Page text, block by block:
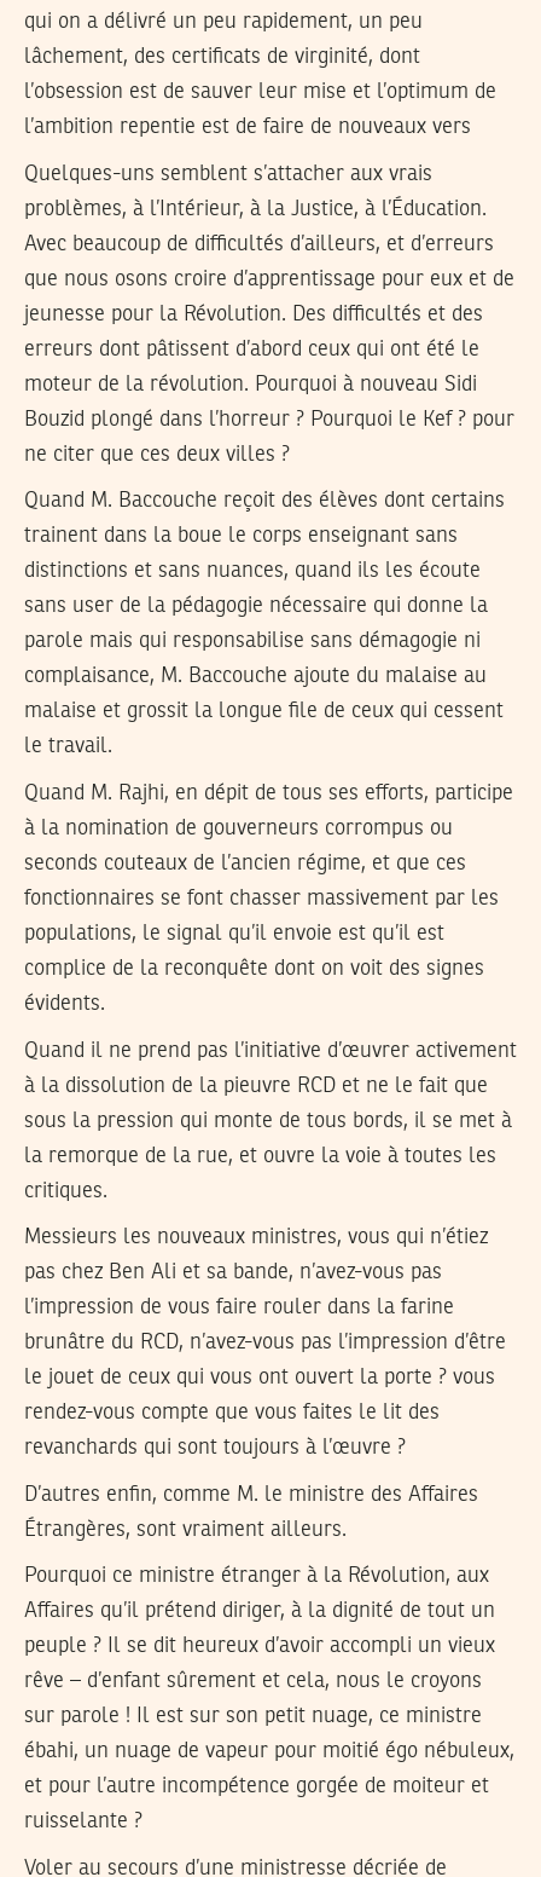
qui on a délivré un peu rapidement, un peu
lâchement, des certificats de virginité, dont
l’obsession est de sauver leur mise et l’optimum de
l’ambition repentie est de faire de nouveaux vers
Quelques-uns semblent s’attacher aux vrais
problèmes, à l’Intérieur, à la Justice, à l’Éducation.
Avec beaucoup de difficultés d’ailleurs, et d’erreurs
que nous osons croire d’apprentissage pour eux et de
jeunesse pour la Révolution. Des difficultés et des
erreurs dont pâtissent d’abord ceux qui ont été le
moteur de la révolution. Pourquoi à nouveau Sidi
Bouzid plongé dans l’horreur ? Pourquoi le Kef ? pour
ne citer que ces deux villes ?
Quand M. Baccouche reçoit des élèves dont certains
trainent dans la boue le corps enseignant sans
distinctions et sans nuances, quand ils les écoute
sans user de la pédagogie nécessaire qui donne la
parole mais qui responsabilise sans démagogie ni
complaisance, M. Baccouche ajoute du malaise au
malaise et grossit la longue file de ceux qui cessent
le travail.
Quand M. Rajhi, en dépit de tous ses efforts, participe
à la nomination de gouverneurs corrompus ou
seconds couteaux de l’ancien régime, et que ces
fonctionnaires se font chasser massivement par les
populations, le signal qu’il envoie est qu’il est
complice de la reconquête dont on voit des signes
évidents.
Quand il ne prend pas l’initiative d’œuvrer activement
à la dissolution de la pieuvre RCD et ne le fait que
sous la pression qui monte de tous bords, il se met à
la remorque de la rue, et ouvre la voie à toutes les
critiques.
Messieurs les nouveaux ministres, vous qui n’étiez
pas chez Ben Ali et sa bande, n’avez-vous pas
l’impression de vous faire rouler dans la farine
brunâtre du RCD, n’avez-vous pas l’impression d’être
le jouet de ceux qui vous ont ouvert la porte ? vous
rendez-vous compte que vous faites le lit des
revanchards qui sont toujours à l’œuvre ?
D’autres enfin, comme M. le ministre des Affaires
Étrangères, sont vraiment ailleurs.
Pourquoi ce ministre étranger à la Révolution, aux
Affaires qu’il prétend diriger, à la dignité de tout un
peuple ? Il se dit heureux d’avoir accompli un vieux
rêve – d’enfant sûrement et cela, nous le croyons
sur parole ! Il est sur son petit nuage, ce ministre
ébahi, un nuage de vapeur pour moitié égo nébuleux,
et pour l’autre incompétence gorgée de moiteur et
ruisselante ?
Voler au secours d’une ministresse décriée de